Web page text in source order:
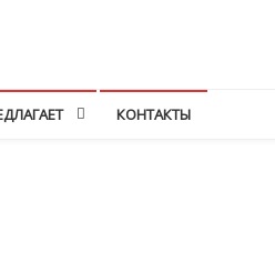
КОНТАКТЫ